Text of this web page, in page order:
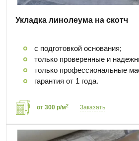
Укладка линолеума на скотч
с подготовкой основания;
только проверенные и
только профессиональные
гарантия от 1 года.
от 300 р/м2 Заказать